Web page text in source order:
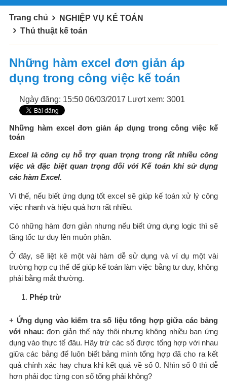
Trang chủ
NGHIỆP VỤ KẾ TOÁN
Thủ thuật kế toán
Những hàm excel đơn giản áp
dụng trong công việc kế toán
Ngày đăng: 15:50 06/03/2017 Lượt xem: 3001
Những hàm excel đơn giản áp dụng trong công việc kế
toán
Excel là công cụ hỗ trợ quan trọng trong rất nhiều công
việc và đặc biệt quan trọng đối với Kế toán khi sử dụng
các hàm Excel.
Vì thế, nếu biết ứng dụng tốt excel sẽ giúp kế toán xử lý công
việc nhanh và hiệu quả hơn rất nhiều.
Có những hàm đơn giản nhưng nếu biết ứng dụng logic thì sẽ
tăng tốc tư duy lên muôn phần.
Ở đây, sẽ liệt kê một vài hàm dễ sử dụng và ví dụ một vài
trường hợp cụ thể để giúp kế toán làm việc bằng tư duy, không
phải bằng mắt thường.
Phép trừ
+ Ứng dụng vào kiểm tra số liệu tổng hợp giữa các bảng
với nhau: đơn giản thế này thôi nhưng không nhiều bạn ứng
dụng vào thực tế đâu. Hãy trừ các số được tổng hợp với nhau
giữa các bảng để luôn biết bảng mình tổng hợp đã cho ra kết
quả chính xác hay chưa khi kết quả về số 0. Nhìn số 0 thì dễ
hơn phải đọc từng con số tổng phải không?